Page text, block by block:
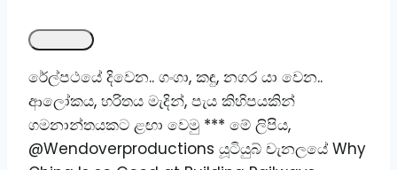
රේල්පථයේ දිවෙන.. ගංගා, කඳු, නගර යා වෙන..
ආලෝකය, හරිතය මැදින්, පැය කිහිපයකින්
ගමනාන්තයකට ළඟා වෙමු *** මේ ලිපිය,
@Wendoverproductions යූටියුබ් චැනලයේ Why